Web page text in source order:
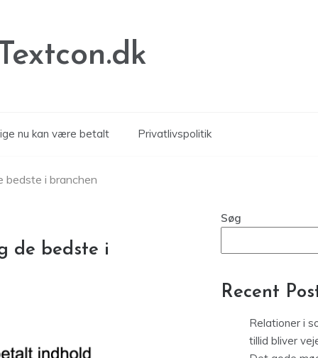
Textcon.dk
nu kan være betalt Privatlivspolitik
bedste i branchen
de bedste i
Søg
Recent
Relationer i
tillid bliver